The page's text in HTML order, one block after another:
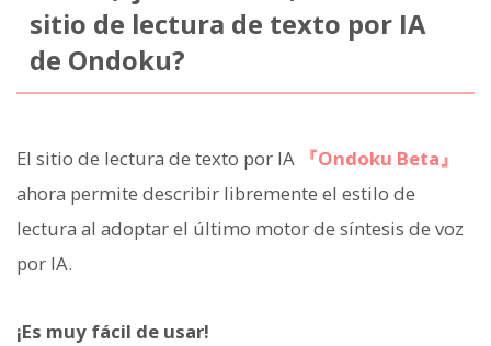
sitio de lectura de texto por IA
de Ondoku?
El sitio de lectura de texto por IA
『Ondoku Beta』
ahora permite describir libremente el estilo de
lectura al adoptar el último motor de síntesis de voz
por IA.
¡Es muy fácil de usar!